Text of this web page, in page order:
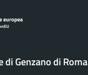
di Genzano di Roma